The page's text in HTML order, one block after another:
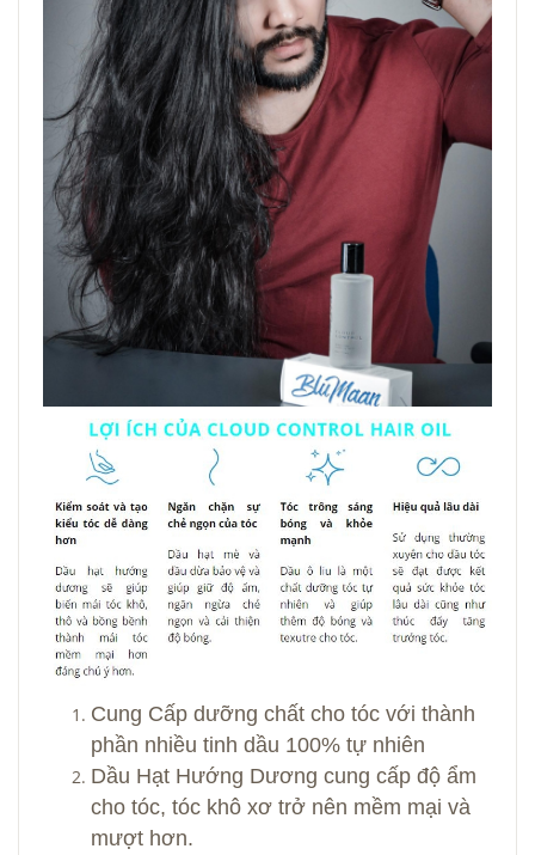
Cung Cấp dưỡng chất cho tóc với thành
phần nhiều tinh dầu 100% tự nhiên
Dầu Hạt Hướng Dương cung cấp độ ẩm
cho tóc, tóc khô xơ trở nên mềm mại và
mượt hơn.